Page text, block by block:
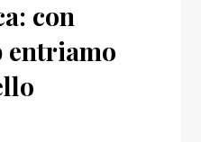
con
entriamo